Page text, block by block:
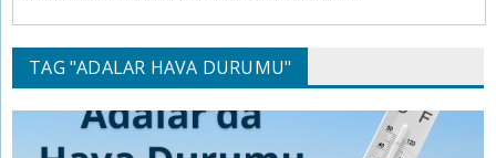
TAG "ADALAR HAVA DURUMU"